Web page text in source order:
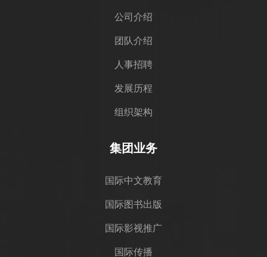
公司介绍
团队介绍
人事招聘
发展历程
组织架构
集团业务
国际中文教育
国际图书出版
国际影视推广
国际传播